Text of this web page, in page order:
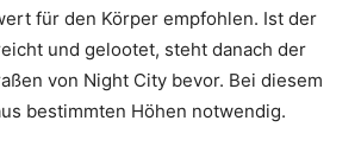
für den Körper empfohlen. Ist der
und gelootet, steht danach der
von Night City bevor. Bei diesem
bestimmten Höhen notwendig.